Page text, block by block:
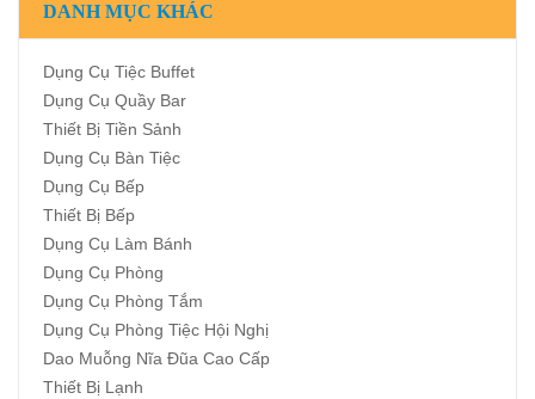
DANH MỤC KHÁC
Dụng Cụ Tiệc Buffet
Dụng Cụ Quầy Bar
Thiết Bị Tiền Sảnh
Dụng Cụ Bàn Tiệc
Dụng Cụ Bếp
Thiết Bị Bếp
Dụng Cụ Làm Bánh
Dụng Cụ Phòng
Dụng Cụ Phòng Tắm
Dụng Cụ Phòng Tiệc Hội Nghị
Dao Muỗng Nĩa Đũa Cao Cấp
Thiết Bị Lạnh